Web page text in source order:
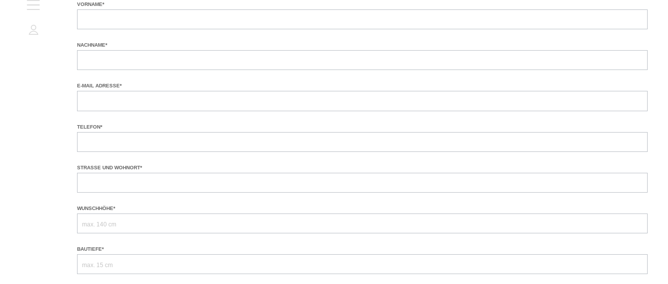
VORNAME*
NACHNAME*
E-MAIL ADRESSE*
TELEFON*
STRASSE UND WOHNORT*
WUNSCHHÖHE*
BAUTIEFE*